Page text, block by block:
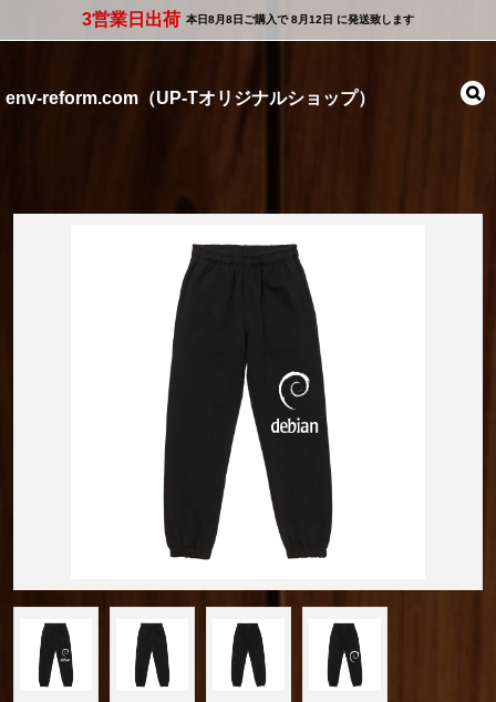
3営業日出荷 本日8月8日 ご購入で8月12日 に発送致します
env-reform.com（UP-Tオリジナルショップ）